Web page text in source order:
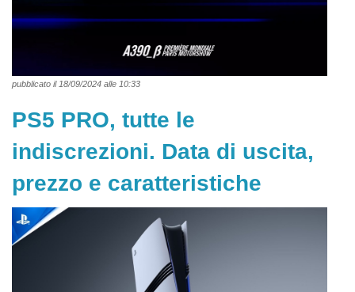
pubblicato il 18/09/2024 alle 10:33
PS5 PRO, tutte le
indiscrezioni. Data di uscita,
prezzo e caratteristiche